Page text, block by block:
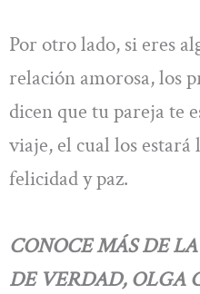
Por otro lado, si eres
relación amorosa, los
dicen que tu pareja te
viaje, el cual los estará
felicidad y paz.
CONOCE MÁS DE
DE VERDAD, OLGA